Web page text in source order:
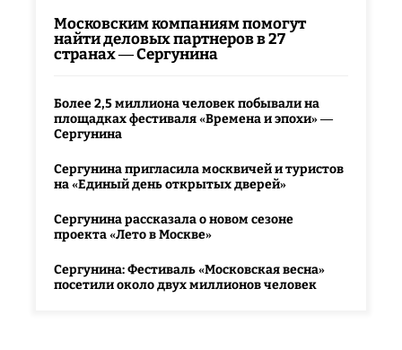
Московским компаниям помогут
найти деловых партнеров в 27
странах — Сергунина
Более 2,5 миллиона человек побывали на
площадках фестиваля «Времена и эпохи» —
Сергунина
Сергунина пригласила москвичей и туристов
на «Единый день открытых дверей»
Сергунина рассказала о новом сезоне
проекта «Лето в Москве»
Сергунина: Фестиваль «Московская весна»
посетили около двух миллионов человек